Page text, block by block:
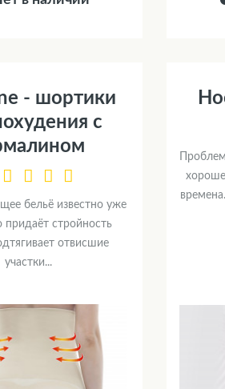
- шортики
с
бельё известно уже
придаёт стройность
отвисшие
участки...